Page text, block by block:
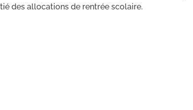
des allocations de rentrée scolaire.